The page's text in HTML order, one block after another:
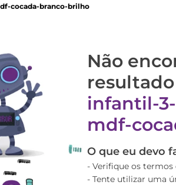
cocada-branco-brilho
Não
infantil-
mdf-
O que eu devo
Verifique os termos
Tente utilizar uma